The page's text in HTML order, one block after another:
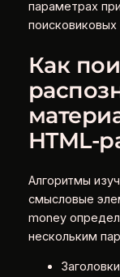
параметрах
поисковиковых
Как
HTML-
Алгоритмы
смысловые
money
нескольким